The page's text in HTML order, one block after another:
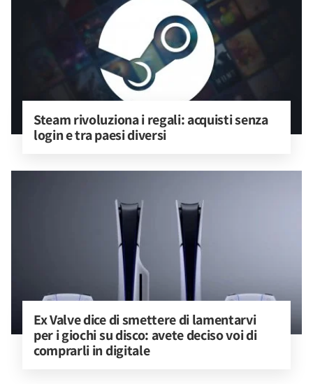
Steam rivoluziona i regali: acquisti senza
login e tra paesi diversi
Ex Valve dice di smettere di lamentarvi
per i giochi su disco: avete deciso voi di
comprarli in digitale